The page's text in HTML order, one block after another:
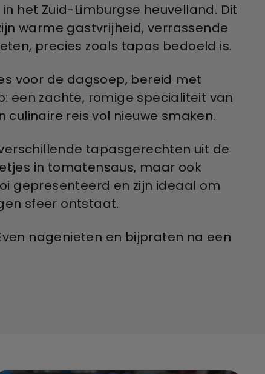
het Zuid-Limburgse heuvelland. Dit
warme gastvrijheid, verrassende
precies zoals tapas bedoeld is.
voor de dagsoep, bereid met
een zachte, romige specialiteit van
reis vol nieuwe smaken.
tapasgerechten uit de
in tomatensaus, maar ook
gepresenteerd en zijn ideaal om
sfeer ontstaat.
nagenieten en bijpraten na een